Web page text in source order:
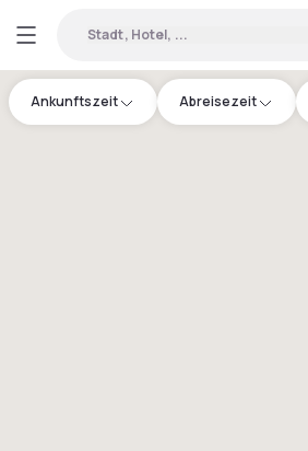
Stadt, Hotel, ...
Ankunftszeit Abreisezeit